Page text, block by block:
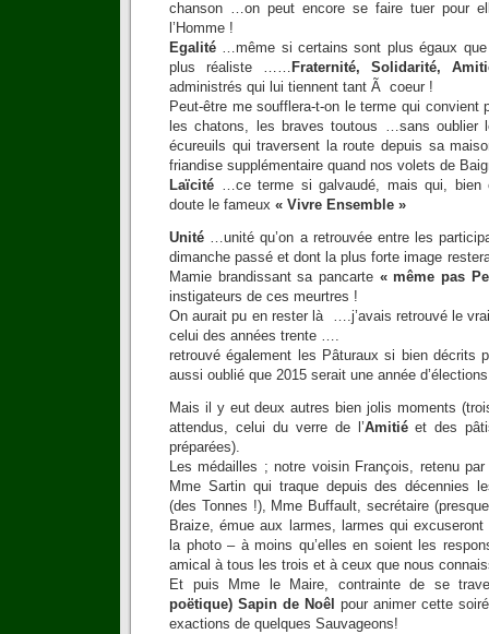
chanson …on peut encore se faire tuer pour
l’Homme !
Egalité …même si certains sont plus égaux que
plus réaliste …… Fraternité, Solidarité,
administrés qui lui tiennent tant Ã coeur !
Peut-être me soufflera-t-on le terme qui convient
les chatons, les braves toutous …sans oublier
écureuils qui traversent la route depuis sa
friandise supplémentaire quand nos volets de
Laïcité …ce terme si galvaudé, mais qui, bien
doute le fameux « Vivre Ensemble »
Unité …unité qu’on a retrouvée entre les
dimanche passé et dont la plus forte image
Mamie brandissant sa pancarte« même pas
instigateurs de ces meurtres !
On aurait pu en rester là ….j’avais retrouvé le
celui des années trente ….
retrouvé également les Pâturaux si bien décrits
aussi oublié que 2015 serait une année
Mais il y eut deux autres bien jolis moments
attendus, celui du verre de l’Amitiéet des
préparées).
Les médailles ; notre voisin François, retenu
Mme Sartin qui traque depuis des décennies
(des Tonnes !), Mme Buffault, secrétaire
Braize, émue aux larmes, larmes qui
la photo – à moins qu’elles en soient les
amical à tous les trois et à ceux que nous
Et puis Mme le Maire, contrainte de se
poëtique) Sapin de Noêl pour animer cette
exactions de quelques Sauvageons!